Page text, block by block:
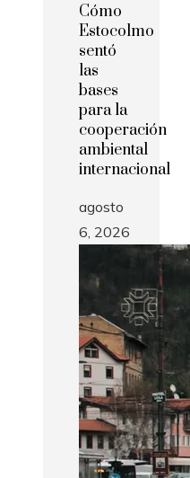
Cómo
Estocolmo
sentó
las
bases
para la
cooperación
ambiental
internacional
agosto
6, 2026